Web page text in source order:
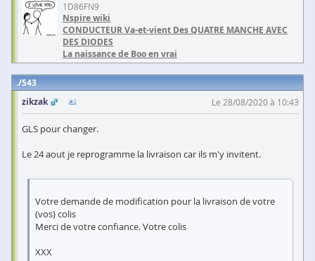
1D86FN9
Nspire wiki
CONDUCTEUR Va-et-vient Des QUATRE MANCHE AVEC
DES DIODES
La naissance de Boo en vrai
543
zikzak
Le 28/08/2020 à 10:43
GLS pour changer.
Le 24 aout je reprogramme la livraison car ils m'y invitent.
Votre demande de modification pour la livraison de votre
(vos) colis
Merci de votre confiance. Votre colis
XXX